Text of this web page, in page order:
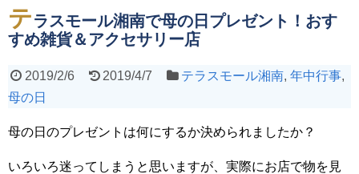
テラスモール湘南で母の日プレゼント！おす
すめ雑貨＆アクセサリー店
2019/2/6 2019/4/7 テラスモール湘南,年中行事,
母の日
母の日のプレゼントは何にするか決められましたか？
いろいろ迷ってしまうと思いますが、実際にお店で物を見